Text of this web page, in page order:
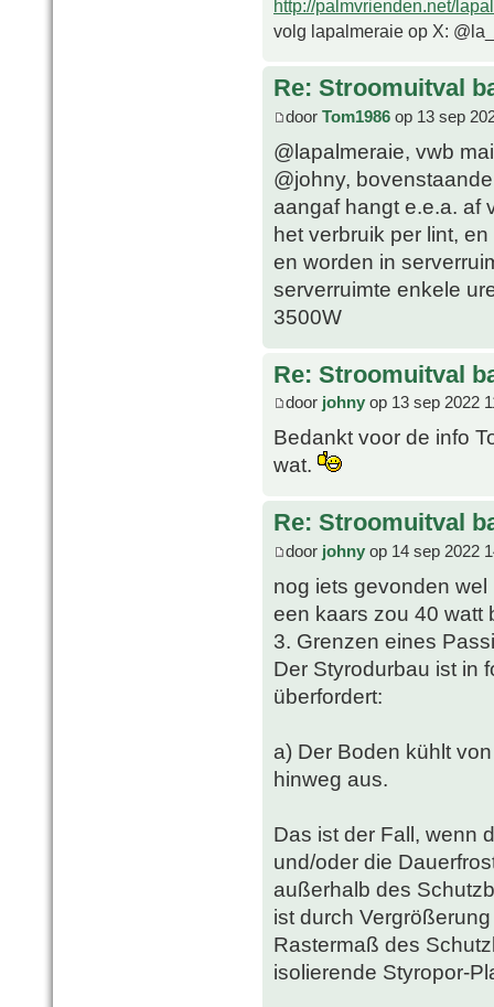
http://palmvrienden.net/
volg lapalmeraie op X:
Re: Stroomuitval
door Tom1986 op 13 sep
@lapalmeraie, vwb
@johny,
aangaf hangt e.e.a. af
het verbruik per lint,
en worden in
serverruimte enkele
3500W
Re: Stroomuitval
door johny op 13 sep 2022
Bedankt voor de info
wat.
Re: Stroomuitval
door johny op 14 sep 2022
nog iets gevonden wel
een kaars zou 40 watt
3. Grenzen eines
Der Styrodurbau ist in
überfordert:
a) Der Boden kühlt
hinweg aus.
Das ist der Fall, wenn
und/oder die
außerhalb des
ist durch
Rastermaß des
isolierende Styropor-